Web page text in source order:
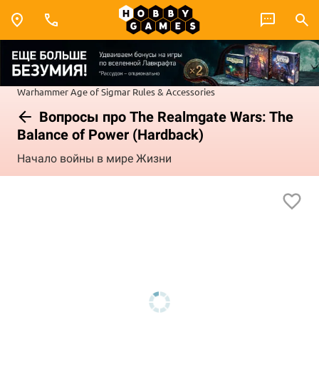
WarhammerAge of Sigmar Rules & Accessories
Вопросы про The Realmgate Wars: The
Balance of Power (Hardback)
Начало войны в мире Жизни